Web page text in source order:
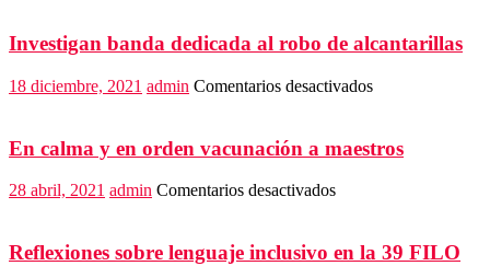
Investigan banda dedicada al robo de alcantarillas
18 diciembre, 2021 admin Comentarios desactivadosen
dedicada
al
En calma y en orden vacunación a maestros
28 abril, 2021 admin Comentarios desactivadosen
y
Reflexiones sobre lenguaje inclusivo en la 39 FILO